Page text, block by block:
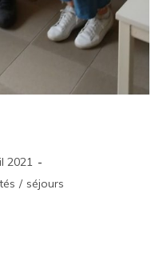
2021
/ séjours